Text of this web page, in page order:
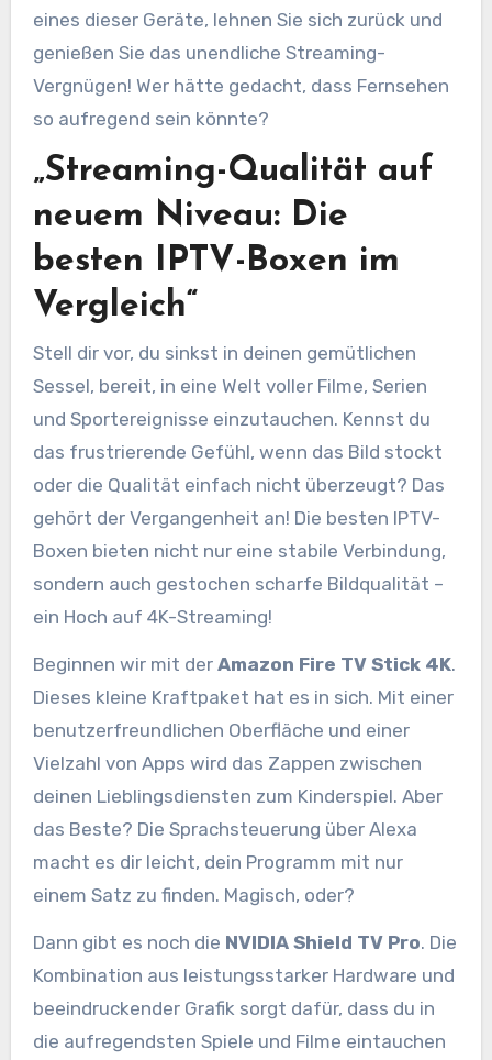
eines dieser Geräte, lehnen Sie sich zurück und
genießen Sie das unendliche Streaming-
Vergnügen! Wer hätte gedacht, dass Fernsehen
so aufregend sein könnte?
„Streaming-Qualität auf
neuem Niveau: Die
besten IPTV-Boxen im
Vergleich“
Stell dir vor, du sinkst in deinen gemütlichen
Sessel, bereit, in eine Welt voller Filme, Serien
und Sportereignisse einzutauchen. Kennst du
das frustrierende Gefühl, wenn das Bild stockt
oder die Qualität einfach nicht überzeugt? Das
gehört der Vergangenheit an! Die besten IPTV-
Boxen bieten nicht nur eine stabile Verbindung,
sondern auch gestochen scharfe Bildqualität –
ein Hoch auf 4K-Streaming!
Beginnen wir mit der Amazon Fire TV Stick 4K.
Dieses kleine Kraftpaket hat es in sich. Mit einer
benutzerfreundlichen Oberfläche und einer
Vielzahl von Apps wird das Zappen zwischen
deinen Lieblingsdiensten zum Kinderspiel. Aber
das Beste? Die Sprachsteuerung über Alexa
macht es dir leicht, dein Programm mit nur
einem Satz zu finden. Magisch, oder?
Dann gibt es noch die NVIDIA Shield TV Pro. Die
Kombination aus leistungsstarker Hardware und
beeindruckender Grafik sorgt dafür, dass du in
die aufregendsten Spiele und Filme eintauchen